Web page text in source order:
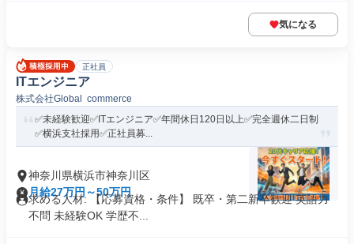
気になる
正社員
ITエンジニア
株式会社Global commerce
✅未経験歓迎✅ITエンジニア✅年間休日120日以上✅完全週休二日制
✅横浜支社採用✅正社員募...
神奈川県横浜市神奈川区
月給27万円～50万円
求める人材: 【応募資格・条件】 既卒・第二新卒歓迎 英語力
不問 未経験OK 学歴不...